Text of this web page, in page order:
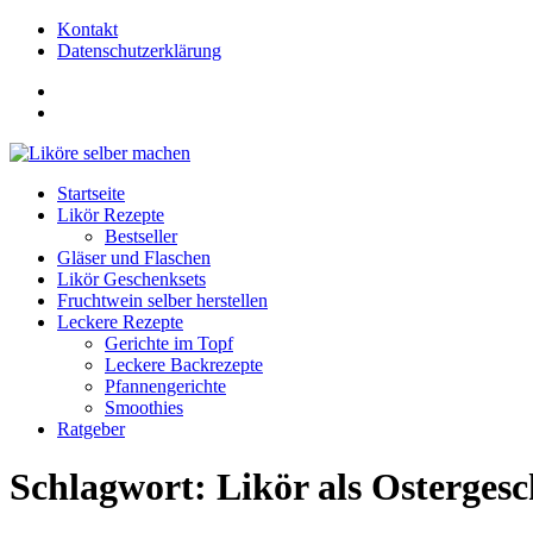
Kontakt
Datenschutzerklärung
Startseite
Likör Rezepte
Bestseller
Gläser und Flaschen
Likör Geschenksets
Fruchtwein selber herstellen
Leckere Rezepte
Gerichte im Topf
Leckere Backrezepte
Pfannengerichte
Smoothies
Ratgeber
Schlagwort: Likör als